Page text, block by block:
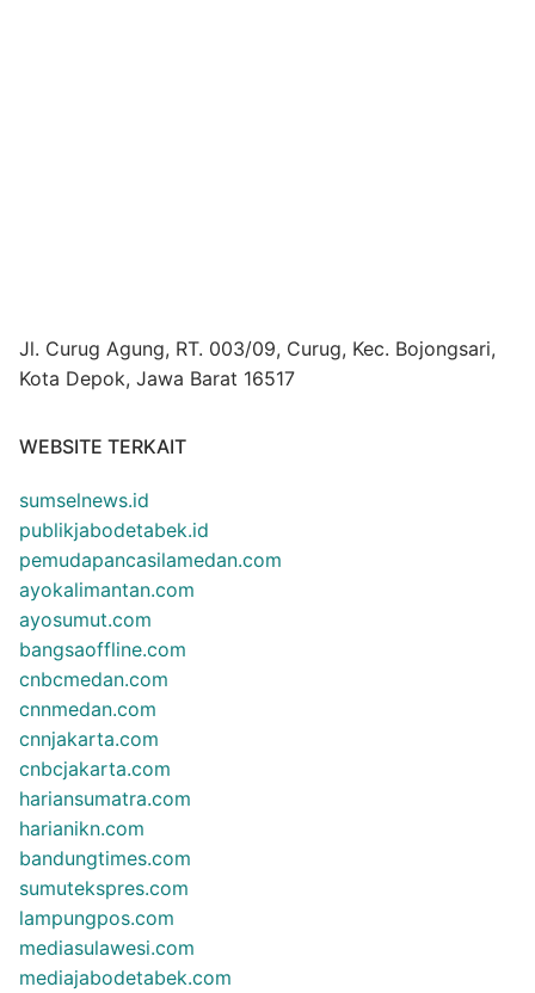
Jl. Curug Agung, RT. 003/09, Curug, Kec. Bojongsari,
Kota Depok, Jawa Barat 16517
WEBSITE TERKAIT
sumselnews.id
publikjabodetabek.id
pemudapancasilamedan.com
ayokalimantan.com
ayosumut.com
bangsaoffline.com
cnbcmedan.com
cnnmedan.com
cnnjakarta.com
cnbcjakarta.com
hariansumatra.com
harianikn.com
bandungtimes.com
sumutekspres.com
lampungpos.com
mediasulawesi.com
mediajabodetabek.com